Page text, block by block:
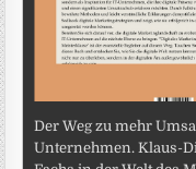
Der Weg zu mehr
Unternehmen. Klaus-